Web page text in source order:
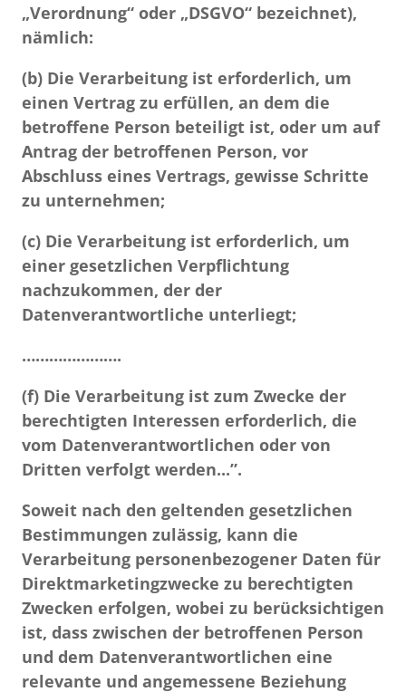
„Verordnung“ oder „DSGVO“ bezeichnet),
nämlich:
(b) Die Verarbeitung ist erforderlich, um
einen Vertrag zu erfüllen, an dem die
betroffene Person beteiligt ist, oder um auf
Antrag der betroffenen Person, vor
Abschluss eines Vertrags, gewisse Schritte
zu unternehmen;
(c) Die Verarbeitung ist erforderlich, um
einer gesetzlichen Verpflichtung
nachzukommen, der der
Datenverantwortliche unterliegt;
………………….
(f) Die Verarbeitung ist zum Zwecke der
berechtigten Interessen erforderlich, die
vom Datenverantwortlichen oder von
Dritten verfolgt werden...”.
Soweit nach den geltenden gesetzlichen
Bestimmungen zulässig, kann die
Verarbeitung personenbezogener Daten für
Direktmarketingzwecke zu berechtigten
Zwecken erfolgen, wobei zu berücksichtigen
ist, dass zwischen der betroffenen Person
und dem Datenverantwortlichen eine
relevante und angemessene Beziehung